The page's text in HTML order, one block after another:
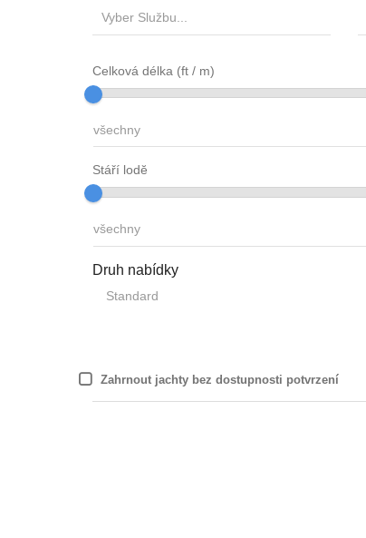
Vyber Službu...
Celková délka (ft / m)
Stáří lodĕ
Druh nabídky
Zahrnout jachty bez dostupnosti potvrzení